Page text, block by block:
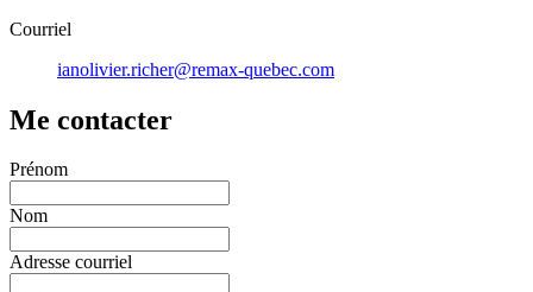
Courriel
ianolivier.richer@remax-quebec.com
Me contacter
Prénom
Nom
Adresse courriel